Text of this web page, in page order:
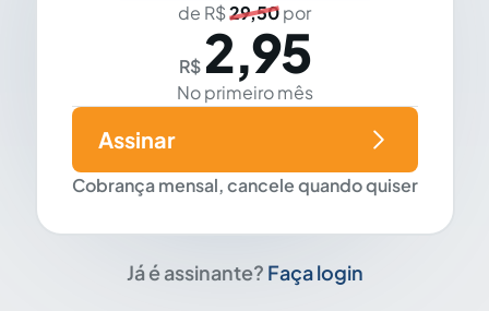
de R$29,50por
R$ 2,95
No primeiro mês
Cobrança mensal, cancele quando quiser
Assinar
Já é assinante? Faça login